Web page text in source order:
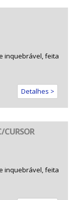
inquebrável, feita
Detalhes >
CURSOR
inquebrável, feita